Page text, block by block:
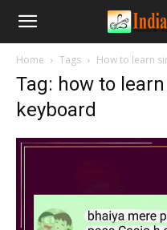
Home Tags How to learn
Tag: how to
keyboard